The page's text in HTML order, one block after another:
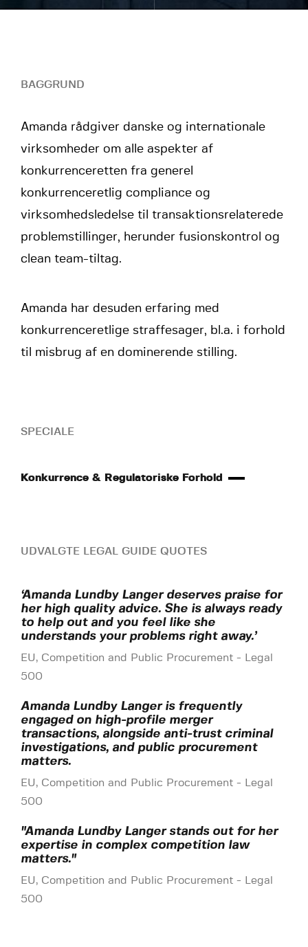
BAGGRUND
Amanda rådgiver danske og internationale
virksomheder om alle aspekter af
konkurrenceretten fra generel
konkurrenceretlig compliance og
virksomhedsledelse til transaktionsrelaterede
problemstillinger, herunder fusionskontrol og
clean team-tiltag.
Amanda har desuden erfaring med
konkurrenceretlige straffesager, bl.a. i forhold
til misbrug af en dominerende stilling.
SPECIALE
Konkurrence & Regulatoriske Forhold
UDVALGTE LEGAL GUIDE QUOTES
‘Amanda Lundby Langer deserves praise for
her high quality advice. She is always ready
to help out and you feel like she
understands your problems right away.’
EU, Competition and Public Procurement - Legal
500
Amanda Lundby Langer is frequently
engaged on high-profile merger
transactions, alongside anti-trust criminal
investigations, and public procurement
matters.
EU, Competition and Public Procurement - Legal
500
"Amanda Lundby Langer stands out for her
expertise in complex competition law
matters."
EU, Competition and Public Procurement - Legal
500